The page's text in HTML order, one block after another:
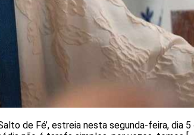
de Fé’, estreia nesta segunda-feira,